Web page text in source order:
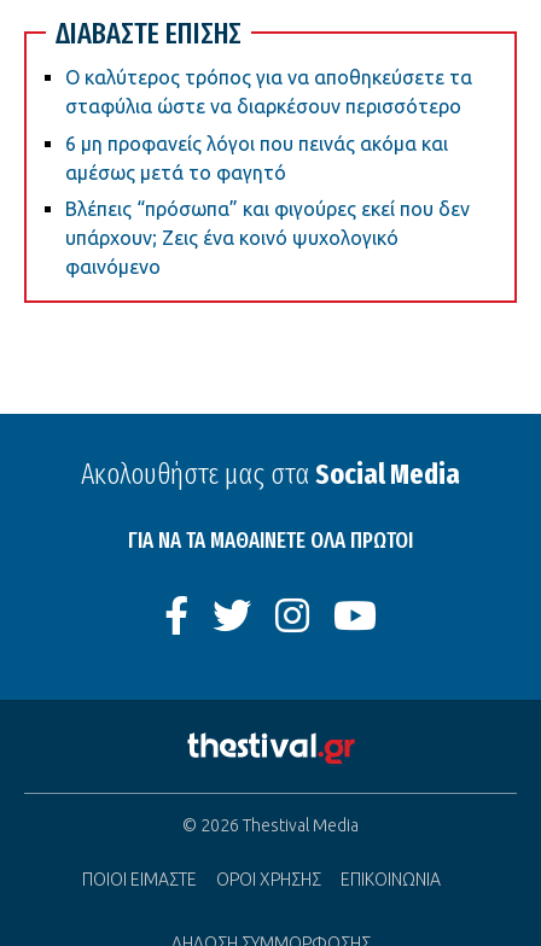
ΔΙΑΒΑΣΤΕ ΕΠΙΣΗΣ
Ο καλύτερος τρόπος για να αποθηκεύσετε τα
σταφύλια ώστε να διαρκέσουν περισσότερο
6 μη προφανείς λόγοι που πεινάς ακόμα και
αμέσως μετά το φαγητό
Βλέπεις “πρόσωπα” και φιγούρες εκεί που δεν
υπάρχουν; Ζεις ένα κοινό ψυχολογικό
φαινόμενο
Ακολουθήστε μας στα Social Media
ΓΙΑ ΝΑ ΤΑ ΜΑΘΑΙΝΕΤΕ ΟΛΑ ΠΡΩΤΟΙ
© 2026 Thestival Media
ΠΟΙΟΙ ΕΙΜΑΣΤΕ ΟΡΟΙ ΧΡΗΣΗΣ ΕΠΙΚΟΙΝΩΝΙΑ